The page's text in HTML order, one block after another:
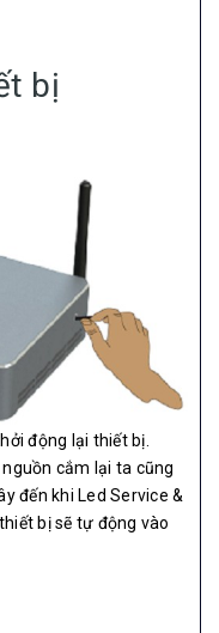
bị
động lại thiết bị.
cắm lại ta cũng
đến khi Led Service &
bị sẽ tự động vào